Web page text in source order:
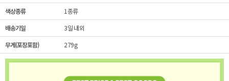
색상종류
1종류
배송기일
3일 내외
무게(포장포함)
279g